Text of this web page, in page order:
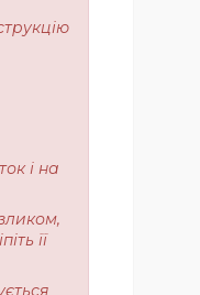
і на
її